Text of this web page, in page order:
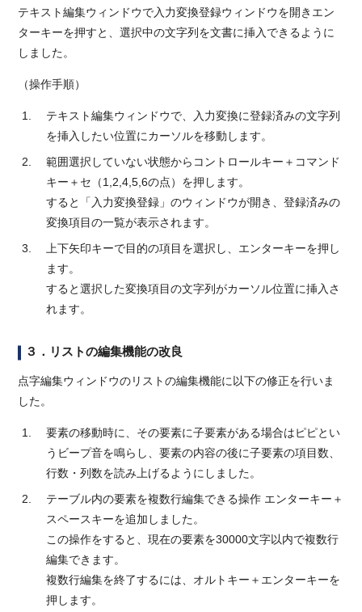
テキスト編集ウィンドウで入力変換登録ウィンドウを開きエン
ターキーを押すと、選択中の文字列を文書に挿入できるように
しました。
（操作手順）
テキスト編集ウィンドウで、入力変換に登録済みの文字列
を挿入したい位置にカーソルを移動します。
範囲選択していない状態からコントロールキー＋コマンド
キー＋セ（1,2,4,5,6の点）を押します。
すると「入力変換登録」のウィンドウが開き、登録済みの
変換項目の一覧が表示されます。
上下矢印キーで目的の項目を選択し、エンターキーを押し
ます。
すると選択した変換項目の文字列がカーソル位置に挿入さ
れます。
３．リストの編集機能の改良
点字編集ウィンドウのリストの編集機能に以下の修正を行いま
した。
要素の移動時に、その要素に子要素がある場合はピピとい
うビープ音を鳴らし、要素の内容の後に子要素の項目数、
行数・列数を読み上げるようにしました。
テーブル内の要素を複数行編集できる操作 エンターキー＋
スペースキーを追加しました。
この操作をすると、現在の要素を30000文字以内で複数行
編集できます。
複数行編集を終了するには、オルトキー＋エンターキーを
押します。